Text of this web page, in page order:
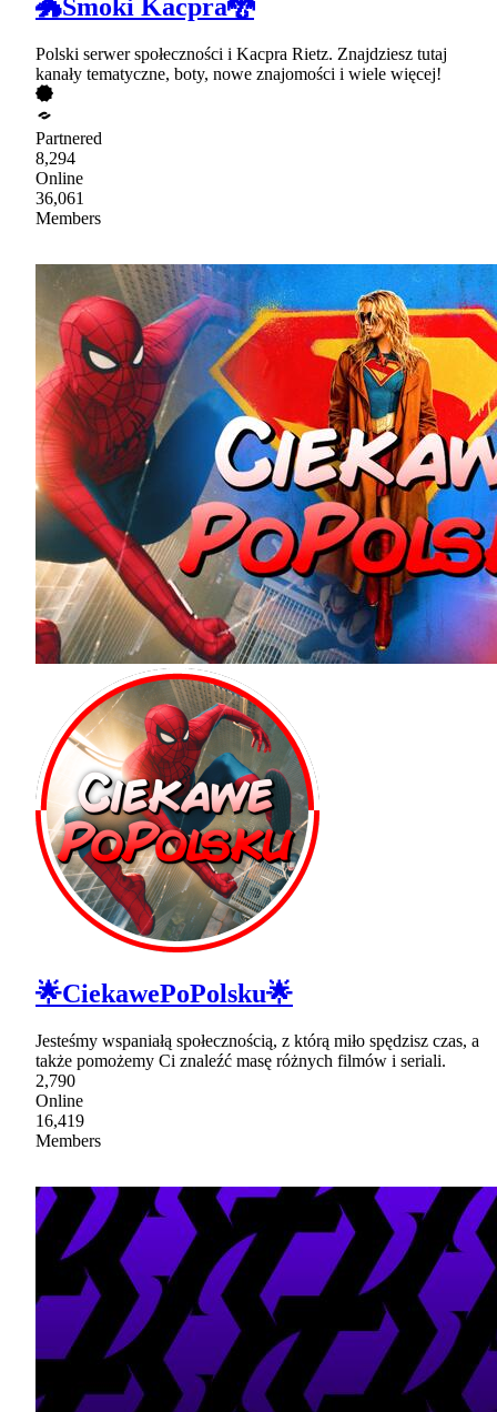
🐲Smoki Kacpra🐉
Polski serwer społeczności i Kacpra Rietz. Znajdziesz tutaj
kanały tematyczne, boty, nowe znajomości i wiele więcej!
Partnered
8,294
Online
36,061
Members
🌟CiekawePoPolsku🌟
Jesteśmy wspaniałą społecznością, z którą miło spędzisz czas, a
także pomożemy Ci znaleźć masę różnych filmów i seriali.
2,790
Online
16,419
Members